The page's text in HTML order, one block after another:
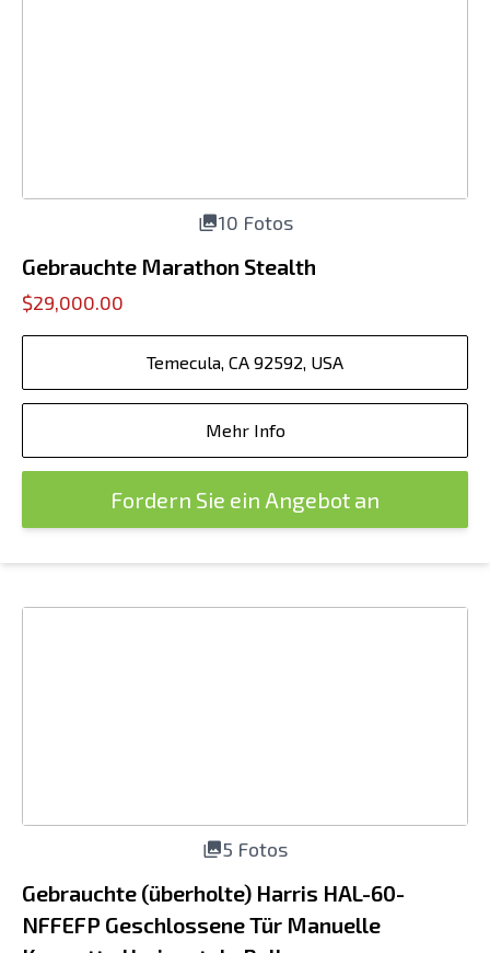
10 Fotos
Gebrauchte Marathon Stealth
$29,000.00
Temecula, CA 92592, USA
Mehr Info
Fordern Sie ein Angebot an
5 Fotos
Gebrauchte (überholte) Harris HAL-60-
NFFEFP Geschlossene Tür Manuelle